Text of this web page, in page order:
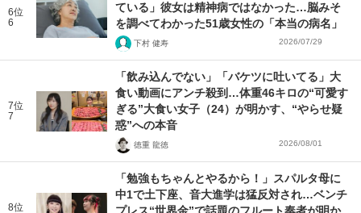
6位
6
ている」彼女は精神病ではなかった…脳みそ
を調べてわかった51歳女性の「本当の病名」
下村 健寿 2026/07/29
7位
7
「飲み込んでない」「バケツに吐いてる」大
食い動画にアンチ殺到…体重46キロの“可愛す
ぎる”大食い女子（24）が明かす、“やらせ疑
惑”への本音
徳重 龍徳 2026/08/01
8位
「勉強もちゃんとやるから！」スパルタ母に
中1で土下座、音大進学は猛反対され…ベンチ